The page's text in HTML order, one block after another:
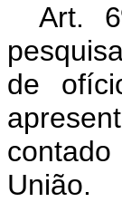
Art.
de
União.